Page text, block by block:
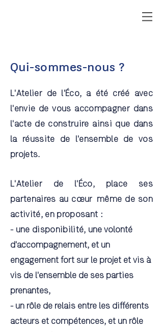
Qui-sommes-nous ?
L'Atelier de l'Éco, a été créé avec
l'envie de vous accompagner dans
l'acte de construire ainsi que dans
la réussite de l'ensemble de vos
projets.
L'Atelier de l'Éco, place ses
partenaires au cœur même de son
activité, en proposant :
- une disponibilité, une volonté
d'accompagnement, et un
engagement fort sur le projet et vis à
vis de l'ensemble de ses parties
prenantes,
- un rôle de relais entre les différents
acteurs et compétences, et un rôle